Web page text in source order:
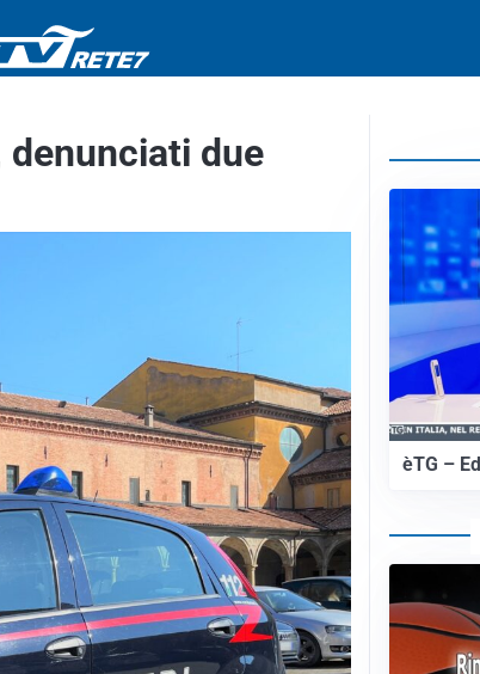
denunciati due
èTG –